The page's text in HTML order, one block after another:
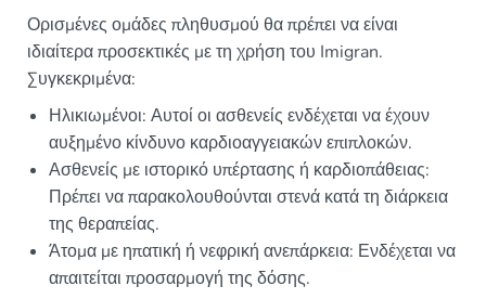
Ορισμένες ομάδες πληθυσμού θα πρέπει να είναι
ιδιαίτερα προσεκτικές με τη χρήση του Imigran.
Συγκεκριμένα:
Ηλικιωμένοι: Αυτοί οι ασθενείς ενδέχεται να έχουν
αυξημένο κίνδυνο καρδιοαγγειακών επιπλοκών.
Ασθενείς με ιστορικό υπέρτασης ή καρδιοπάθειας:
Πρέπει να παρακολουθούνται στενά κατά τη διάρκεια
της θεραπείας.
Άτομα με ηπατική ή νεφρική ανεπάρκεια: Ενδέχεται να
απαιτείται προσαρμογή της δόσης.